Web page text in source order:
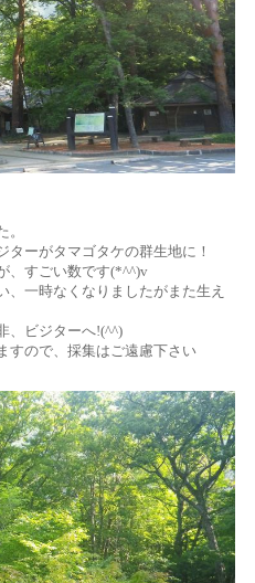
。
ーがタマゴタケの群生地に！
、すごい数です(*^^)v
、一時なくなりましたがまた生え
、ビジターへ!(^^)
すので、採集はご遠慮下さい